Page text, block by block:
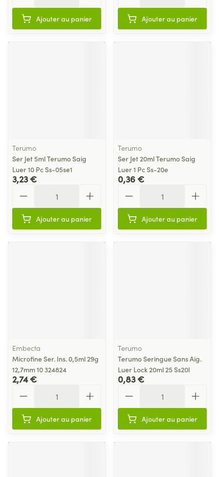
Ajouter au panier Ajouter au panier
Terumo
Ser Jet 5ml Terumo Saig
Luer 10 Pc Ss-05se1
3,23 €
Ajouter au panier
Terumo
Ser Jet 20ml Terumo Saig
Luer 1 Pc Ss-20e
0,36 €
Ajouter au panier
Embecta
Microfine Ser. Ins. 0,5ml 29g
12,7mm 10 324824
2,74 €
Ajouter au panier
Terumo
Terumo Seringue Sans Aig.
Luer Lock 20ml 25 Ss20l
0,83 €
Ajouter au panier